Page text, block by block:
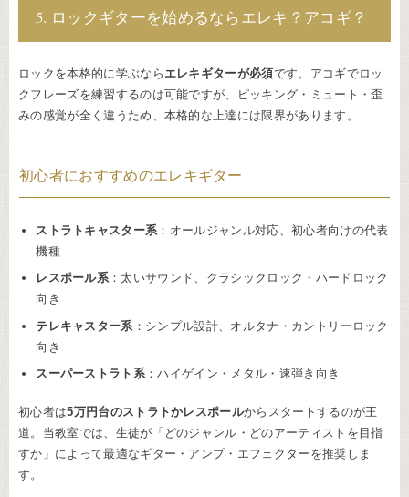
5. ロックギターを始めるならエレキ？アコギ？
ロックを本格的に学ぶなら エレキギターが必須です。アコギでロッ
クフレーズを練習するのは可能ですが、ピッキング・ミュート・歪
みの感覚が全く違うため、本格的な上達には限界があります。
初心者におすすめのエレキギター
ストラトキャスター系 ：オールジャンル対応、初心者向けの代表
機種
レスポール系：太いサウンド、クラシックロック・ハードロック
向き
テレキャスター系 ：シンプル設計、オルタナ・カントリーロック
向き
スーパーストラト系 ：ハイゲイン・メタル・速弾き向き
初心者は5万円台のストラトかレスポールからスタートするのが王
道。当教室では、生徒が「どのジャンル・どのアーティストを目指
すか」によって最適なギター・アンプ・エフェクターを推奨しま
す。